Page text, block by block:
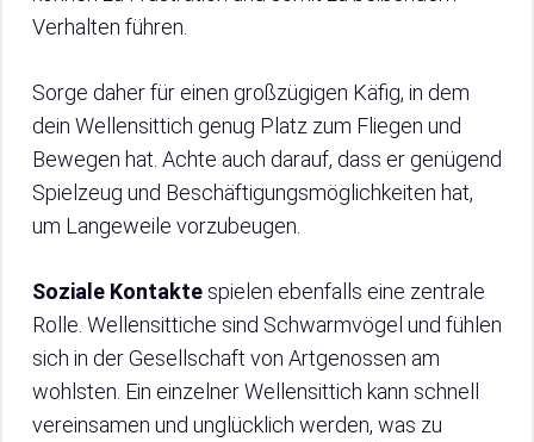
Verhalten führen.
Sorge daher für einen großzügigen Käfig, in dem
dein Wellensittich genug Platz zum Fliegen und
Bewegen hat. Achte auch darauf, dass er genügend
Spielzeug und Beschäftigungsmöglichkeiten hat,
um Langeweile vorzubeugen.
Soziale Kontakte spielen ebenfalls eine zentrale
Rolle. Wellensittiche sind Schwarmvögel und fühlen
sich in der Gesellschaft von Artgenossen am
wohlsten. Ein einzelner Wellensittich kann schnell
vereinsamen und unglücklich werden, was zu